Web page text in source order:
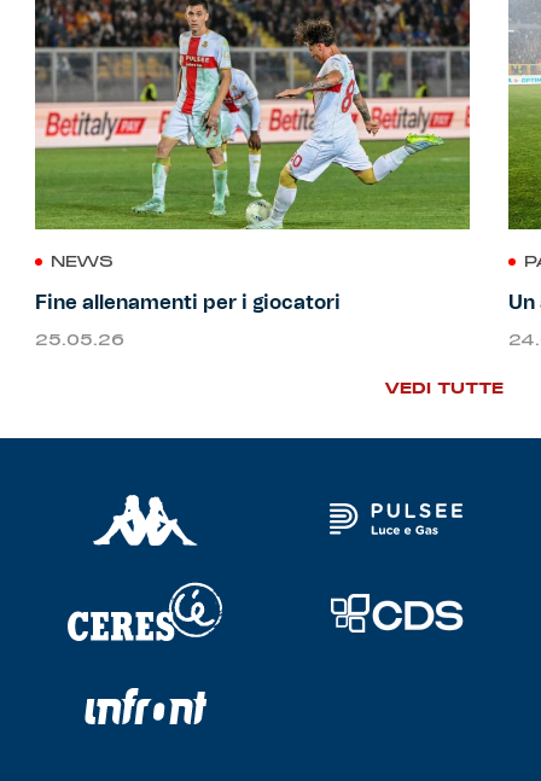
NEWS
Fine allenamenti per i giocatori
25.05.26
Un
VEDI TUTTE